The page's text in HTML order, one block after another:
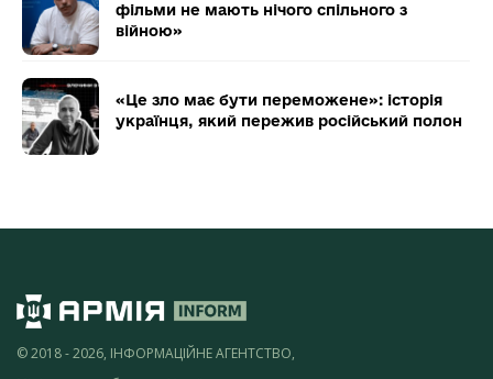
фільми не мають нічого спільного з
війною»
«Це зло має бути переможене»: історія
українця, який пережив російський полон
© 2018 - 2026, ІНФОРМАЦІЙНЕ АГЕНТСТВО,